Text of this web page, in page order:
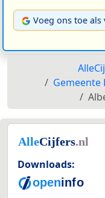
Voeg ons toe
Gemeente
Downloads: